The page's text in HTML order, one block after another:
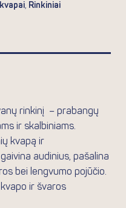
, Rinkiniai
rinkinį – prabangų
ir skalbiniams.
kvapą ir
audinius, pašalina
bei lengvumo pojūčio.
ir švaros